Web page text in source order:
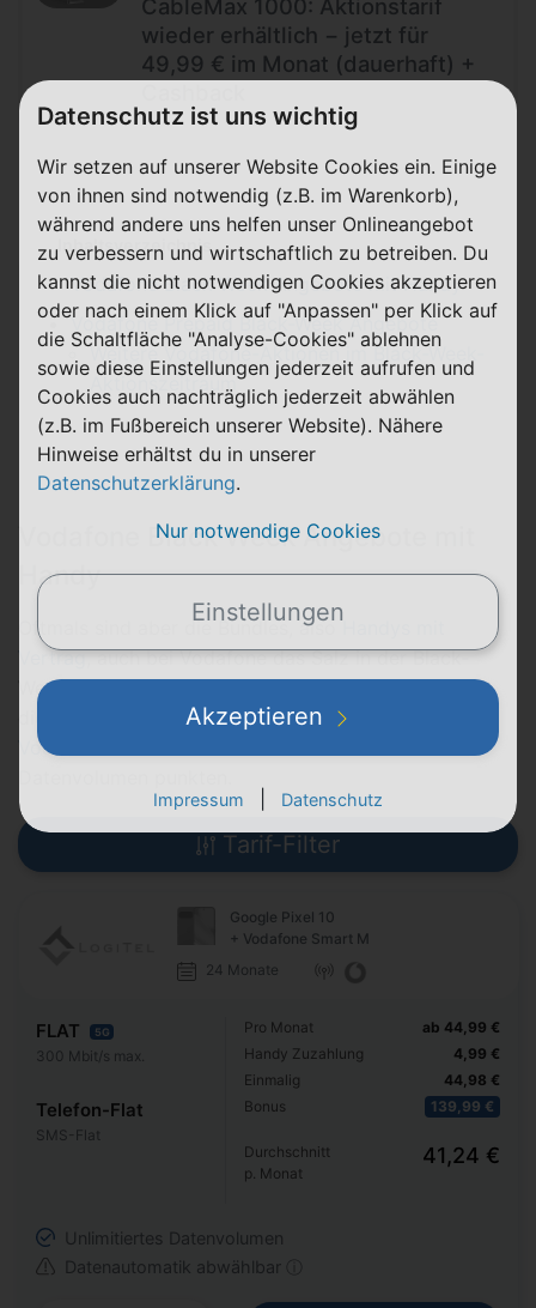
CableMax 1000: Aktionstarif
wieder erhältlich − jetzt für
49,99 € im Monat (dauerhaft) +
Inhaltsverzeichnis
Vodafone Black Week Angebote mit Handy
Vodafone Prepaid Black-Week Angebote
Weitere Vodafone-Aktionen im Black-Week-
Aktionszeitraum
Vodafone Black Week Angebote mit
Handy
Oftmals sind aber die Bundles, also
Vertrag, auch bei Vodafone das Salz in der Black-
Week-Suppe rund um denBlack Friday. Wobei meist
die Händler mit ihrenVodafone Smart Tarifen
Vodafone Wechselbonus
Tarif-Filter
Google Pixel 10
+ Vodafone Smart M
24 Monate
FLAT 5G
300 Mbit/s max.
Telefon-Flat
SMS-Flat
Pro Monat
Handy Zuzahlung
Einmalig
Bonus
ab 44,99 €
4,99 €
44,98 €
139,99 €
Durchschnitt
p. Monat
41,24 €
Unlimitiertes Datenvolumen
Datenautomatik abwählbar ⓘ
Datenschutz ist uns wichtig
Wir setzen auf unserer Website Cookies ein. Einige
von ihnen sind notwendig (z.B. im Warenkorb),
während andere uns helfen unser Onlineangebot
zu verbessern und wirtschaftlich zu betreiben. Du
kannst die nicht notwendigen Cookies akzeptieren
oder nach einem Klick auf "Anpassen" per Klick auf
die Schaltfläche "Analyse-Cookies" ablehnen
sowie diese Einstellungen jederzeit aufrufen und
Cookies auch nachträglich jederzeit abwählen
(z.B. im Fußbereich unserer Website). Nähere
Hinweise erhältst du in unserer
Datenschutzerklärung.
Nur notwendige Cookies
Einstellungen
Akzeptieren
Impressum Datenschutz